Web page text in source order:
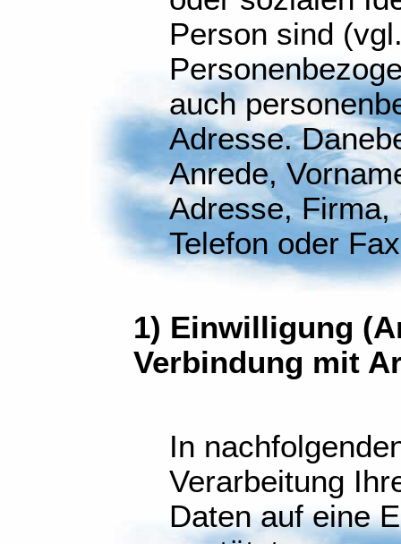
Person sind
auch
Adresse.
Anrede,
Adresse,
Telefon oder
1) Einwilligung
Verbindung mit
In
Verarbeitung
Daten auf eine